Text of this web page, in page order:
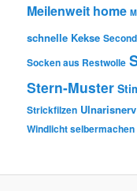
Meilenweit home
schnelle Kekse
Socken aus Restwolle
Stern-Muster
Strickfilzen Ulnarisnerv
Windlicht selbermachen